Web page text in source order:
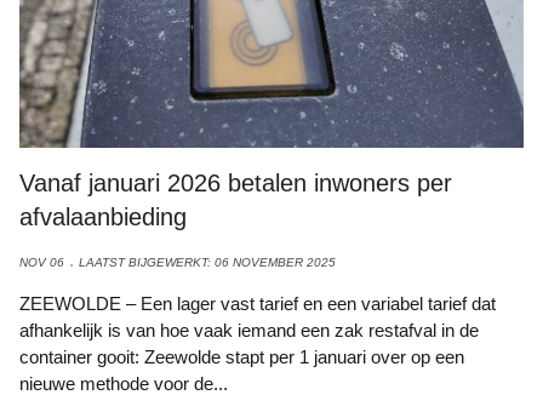
Vanaf januari 2026 betalen inwoners per
afvalaanbieding
NOV 06 LAATST BIJGEWERKT: 06 NOVEMBER 2025
ZEEWOLDE – Een lager vast tarief en een variabel tarief dat
afhankelijk is van hoe vaak iemand een zak restafval in de
container gooit: Zeewolde stapt per 1 januari over op een
nieuwe methode voor de...